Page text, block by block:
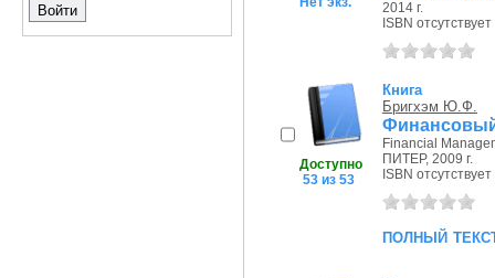
2014 г.
ISBN отсутствует
Доступно
53 из 53
Книга
Бригхэм Ю.Ф.
Financial
ПИТЕР, 2009 г.
ISBN отсутствует
полный